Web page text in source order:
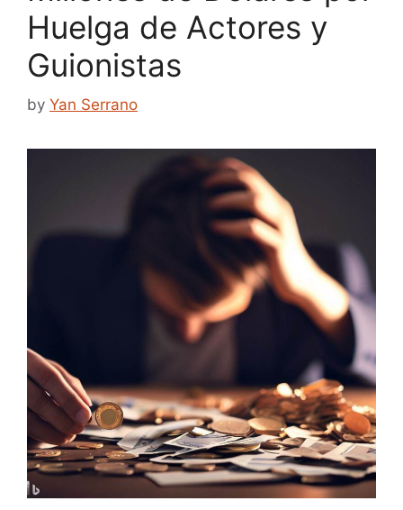
Huelga de Actores y
Guionistas
by Yan Serrano